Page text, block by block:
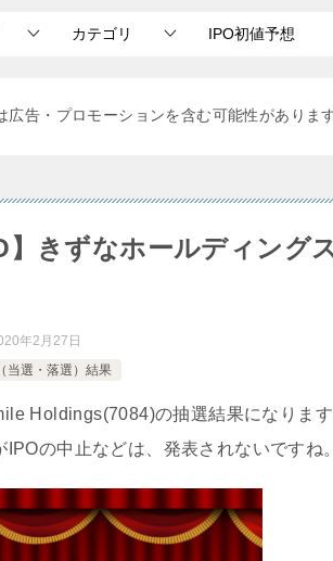
カテゴリ IPO初値予想
広告・プロモーションを含む可能性があります
】きずなホールディング
年2月27日
当選・落選）結果
Holdings(7084)の抽選結果になりま
IPOの中止などは、発表されないですね。